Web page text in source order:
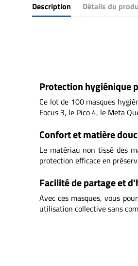
Description Détails du
Protection hygiénique
Ce lot de 100 masques
Focus 3, le Pico 4, le Meta
Confort et matière
Le matériau non tissé des
protection efficace en
Facilité de partage et
Avec ces masques, vous
utilisation collective sans